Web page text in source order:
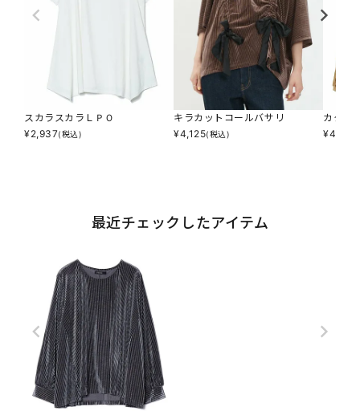
スカラスカラＬＰＯ
¥2,937(税込)
キラカットコールバサリ
¥4,125(税込)
カクレ
¥4,895
最近チェックしたアイテム